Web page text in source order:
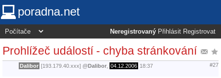
poradna.net
Neregistrovaný Přihlásit Registrovat
Prohlížeč událostí - chyba stránkování
Dalibor [193.179.40.xxx] @Dalibor 04.12.2006 18:37 #27